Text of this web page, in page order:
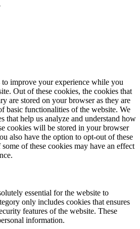
to improve your experience while you
Out of these cookies, the cookies that
are stored on your browser as they are
basic functionalities of the website. We
that help us analyze and understand how
cookies will be stored in your browser
also have the option to opt-out of these
of these cookies may have an effect
essential for the website to
only includes cookies that ensures
features of the website. These
information.